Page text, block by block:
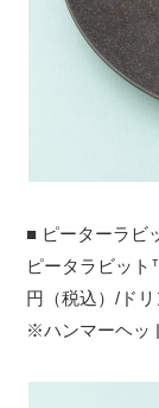
■ ピーターラビ
ピータラビッ
円（税込）/ドリ
※ハンマーヘッ